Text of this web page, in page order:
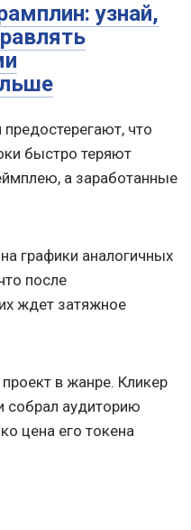
узнай,
что
быстро теряют
а заработанные
графики аналогичных
после
ждет затяжное
в жанре. Кликер
собрал аудиторию
цена его токена